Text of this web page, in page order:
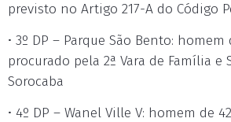
previsto no Artigo 217-A do Código
• 3º DP – Parque São Bento: homem
procurado pela 2ª Vara de Família e
Sorocaba
• 4º DP – Wanel Ville V: homem de